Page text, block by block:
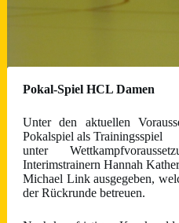
Pokal-Spiel HCL Damen
Unter den aktuellen
Pokalspiel als Trainingsspiel
unter
Interimstrainern Hannah
Michael Link ausgegeben,
der Rückrunde betreuen.